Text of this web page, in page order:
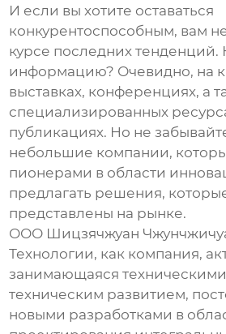
И если вы хотите оставаться
конкурентоспособным, вам
курсе последних тенденций.
информацию? Очевидно, на
выставках, конференциях, а
специализированных
публикациях. Но не
небольшие компании,
пионерами в области
предлагать решения,
представлены на рынке.
ООО Шицзячжуан
Технологии, как компания,
занимающаяся техническими
техническим развитием,
новыми разработками в